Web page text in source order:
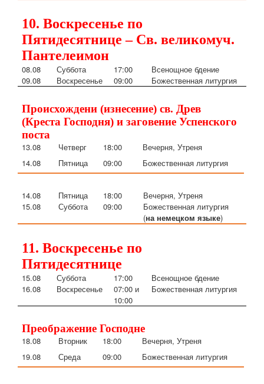
10. Воскресенье по
Пятидесятнице – Св. великомуч.
Пантелеимон
08.08 Суббота 17:00
Всенощное бдение
09.08
Воскресенье 09:00 Божественная литургия
Происхождени (изнесение) св. Древ
(Креста Господня) и заговение Успенского
поста
13.08 Четверг 18:00
Вечерня, Утреня
14.08
Пятница 09:00 Божественная литургия
14.08 Пятница 18:00
Вечерня, Утреня
15.08
Суббота 09:00
Божественная литургия
(на немецком языке)
11. Воскресенье по
Пятидесятнице
15.08 Суббота 17:00
Всенощное бдение
16.08
Воскресенье
07:00 и
10:00
Божественная литургия
Преображение Господне
18.08 Вторник 18:00
Вечерня, Утреня
19.08
Среда 09:00 Божественная литургия